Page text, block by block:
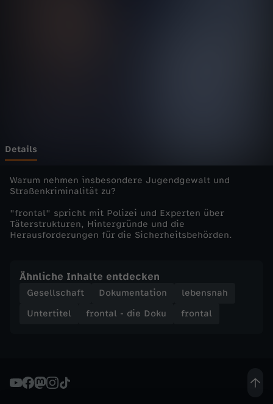
o
k
u
-
A
u
e
Details
Warum nehmen insbesondere Jugendgewalt und
Straßenkriminalität zu?
"frontal" spricht mit Polizei und Experten über
Täterstrukturen, Hintergründe und die
Herausforderungen für die Sicherheitsbehörden.
Ähnliche Inhalte entdecken
Gesellschaft Dokumentation
lebensnah
Untertitel
frontal - die Doku frontal